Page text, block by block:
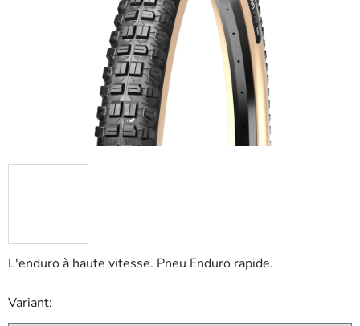
L'enduro à haute vitesse. Pneu Enduro rapide.
Variant: